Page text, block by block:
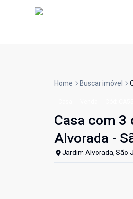
Home Buscar imóvel
Casa com 3
Alvorada -
Jardim Alvorada, São